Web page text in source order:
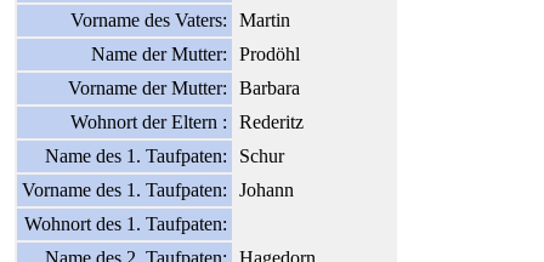
Vorname des Vaters:
Martin
Name der Mutter:
Prodöhl
Vorname der Mutter:
Barbara
Wohnort der Eltern :
Rederitz
Name des 1. Taufpaten:
Schur
Vorname des 1. Taufpaten:
Johann
Wohnort des 1. Taufpaten:
Name des 2. Taufpaten:
Hagedorn